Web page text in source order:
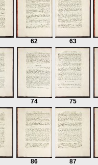
62 63
74 75
86 87